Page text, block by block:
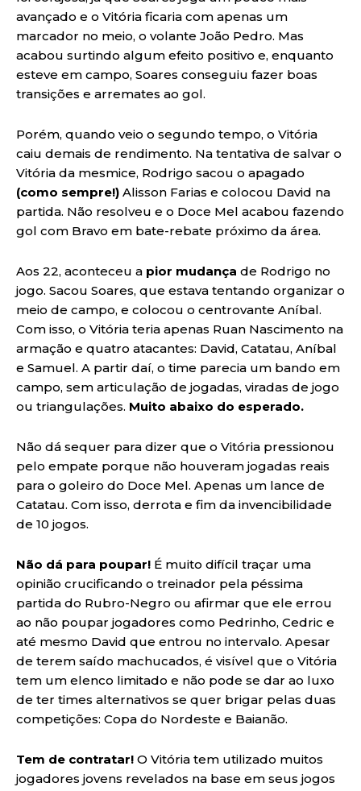
avançado e o Vitória ficaria com apenas um
marcador no meio, o volante João Pedro. Mas
acabou surtindo algum efeito positivo e, enquanto
esteve em campo, Soares conseguiu fazer boas
transições e arremates ao gol.
Porém, quando veio o segundo tempo, o Vitória
caiu demais de rendimento. Na tentativa de salvar o
Vitória da mesmice, Rodrigo sacou o apagado
(como sempre!) Alisson Farias e colocou David na
partida. Não resolveu e o Doce Mel acabou fazendo
gol com Bravo em bate-rebate próximo da área.
Aos 22, aconteceu a pior mudança de Rodrigo no
jogo. Sacou Soares, que estava tentando organizar o
meio de campo, e colocou o centrovante Aníbal.
Com isso, o Vitória teria apenas Ruan Nascimento na
armação e quatro atacantes: David, Catatau, Aníbal
e Samuel. A partir daí, o time parecia um bando em
campo, sem articulação de jogadas, viradas de jogo
ou triangulações. Muito abaixo do esperado.
Não dá sequer para dizer que o Vitória pressionou
pelo empate porque não houveram jogadas reais
para o goleiro do Doce Mel. Apenas um lance de
Catatau. Com isso, derrota e fim da invencibilidade
de 10 jogos.
Não dá para poupar! É muito difícil traçar uma
opinião crucificando o treinador pela péssima
partida do Rubro-Negro ou afirmar que ele errou
ao não poupar jogadores como Pedrinho, Cedric e
até mesmo David que entrou no intervalo. Apesar
de terem saído machucados, é visível que o Vitória
tem um elenco limitado e não pode se dar ao luxo
de ter times alternativos se quer brigar pelas duas
competições: Copa do Nordeste e Baianão.
Tem de contratar! O Vitória tem utilizado muitos
jogadores jovens revelados na base em seus jogos